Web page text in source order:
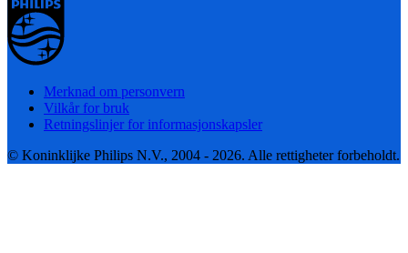
Merknad om personvern
Vilkår for bruk
Retningslinjer for informasjonskapsler
© Koninklijke Philips N.V., 2004 - 2026. Alle rettigheter forbeholdt.